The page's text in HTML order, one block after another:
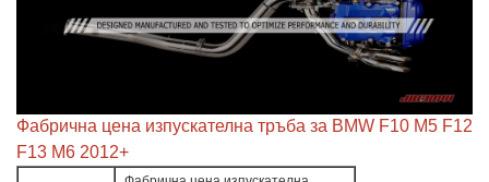
Фабрична цена изпускателна тръба за BMW F10 M5 F12
F13 M6 2012+